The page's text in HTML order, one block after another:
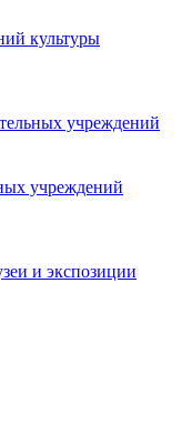
культуры
учреждений
учреждений
и экспозиции